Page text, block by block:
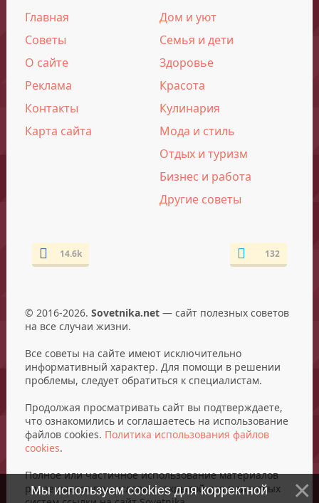
Главная
Советы
О сайте
Реклама
Контакты
Карта сайта
Дом и уют
Семья и дети
Здоровье
Красота
Кулинария
Мода и стиль
Отдых и туризм
Бизнес и работа
Другие советы
14.6k 132
© 2016-2026. Sovetnika.net— сайт полезных советов
на все случаи жизни.
Все советы на сайте имеют исключительно
информативный характер. Для помощи в решении
проблемы, следует обратиться к специалистам.
Продолжая просматривать сайт вы подтверждаете,
что ознакомились и соглашаетесь на использование
файлов cookies. Политика использования файлов
cookies.
Полное или частичное использование материалов
разрешается при условии открытой для поисковых
Мы используем cookies для корректной